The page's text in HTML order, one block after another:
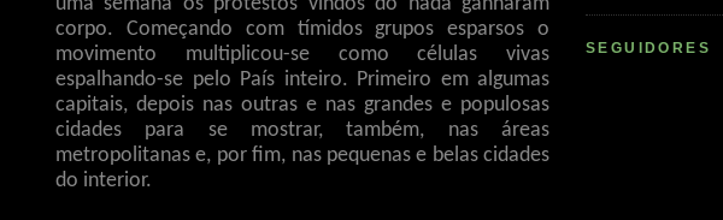
uma semana os protestos vindos do nada ganharam
corpo. Começando com tímidos grupos esparsos o
movimento multiplicou-se como células vivas
espalhando-se pelo País inteiro. Primeiro em algumas
capitais, depois nas outras e nas grandes e populosas
cidades para se mostrar, também, nas áreas
metropolitanas e, por fim, nas pequenas e belas cidades
do interior.
SEGUIDORES